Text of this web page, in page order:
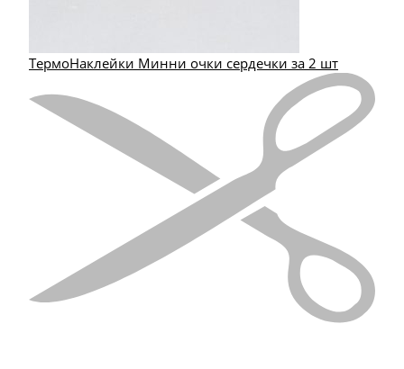
ТермоНаклейки Минни очки сердечки за 2 шт